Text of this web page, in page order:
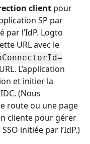
client pour
SP par
par l’IdP. Logto
URL avec le
L’application
et initier la
(Nous
route ou une page
cliente pour gérer
initiée par l’IdP.)